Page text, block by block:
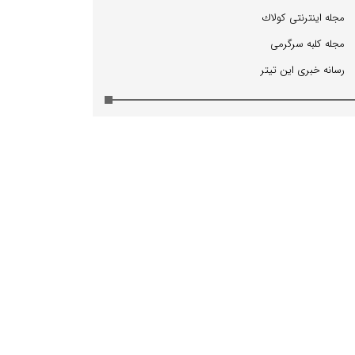
مجله اینترنتی كولاك
مجله كلبه سرگرمی
رسانه خبری این تیتر